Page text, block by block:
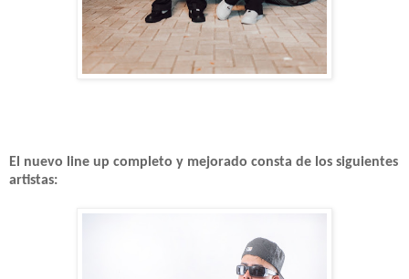
El nuevo line up completo y mejorado consta de los siguientes
artistas: